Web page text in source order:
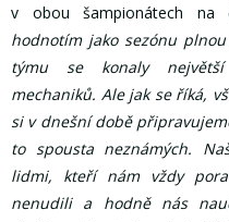
v obou šampionátech na
hodnotím jako sezónu
týmu se konaly
mechaniků. Ale jak se říká,
si v dnešní době
to spousta neznámých.
lidmi, kteří nám vždy
nenudili a hodně nás